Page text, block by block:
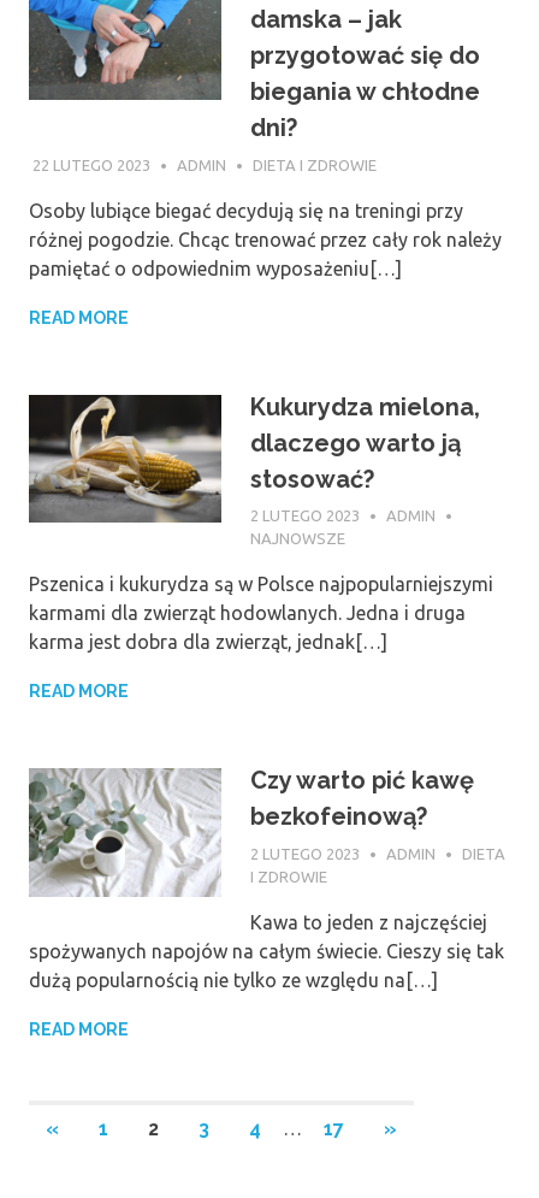
damska – jak
przygotować się do
biegania w chłodne
dni?
22 LUTEGO 2023 ADMIN DIETA I ZDROWIE
Osoby lubiące biegać decydują się na treningi przy
różnej pogodzie. Chcąc trenować przez cały rok należy
pamiętać o odpowiednim wyposażeniu[…]
READ MORE
Kukurydza mielona,
dlaczego warto ją
stosować?
2 LUTEGO 2023
ADMIN
NAJNOWSZE
Pszenica i kukurydza są w Polsce najpopularniejszymi
karmami dla zwierząt hodowlanych. Jedna i druga
karma jest dobra dla zwierząt, jednak[…]
READ MORE
Czy warto pić kawę
bezkofeinową?
2 LUTEGO 2023 ADMIN
DIETA
I ZDROWIE
Kawa to jeden z najczęściej
spożywanych napojów na całym świecie. Cieszy się tak
dużą popularnością nie tylko ze względu na[…]
READ MORE
Stronicowanie
« PREVIOUS
1 2 3 4 … 17
NEXT
»